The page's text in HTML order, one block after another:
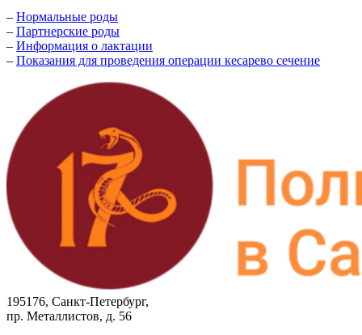
– Нормальные роды
– Партнерские роды
– Информация о лактации
– Показания для проведения операции кесарево сечение
195176, Санкт-Петербург,
пр. Металлистов, д. 56